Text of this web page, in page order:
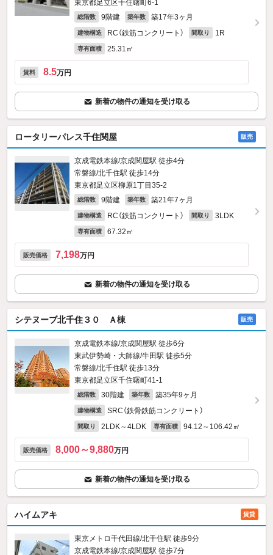
東京都足立区千住曙町6-1
総階数 9階建 築年数 築17年3ヶ月
建物構造 RC（鉄筋コンクリート） 間取り 1R
専有面積 25.31㎡
賃料 8.5万円
新着の物件の通知を受け取る
ロータリーパレス千住関屋 販売
京成電鉄本線/京成関屋駅 徒歩4分
常磐線/北千住駅 徒歩14分
東京都足立区柳原1丁目35-2
総階数 9階建 築年数 築21年7ヶ月
建物構造 RC（鉄筋コンクリート） 間取り 3LDK
専有面積 67.32㎡
販売価格 7,198万円
新着の物件の通知を受け取る
シテヌーブ北千住３０ Ａ棟 販売
京成電鉄本線/京成関屋駅 徒歩6分
東武伊勢崎・大師線/牛田駅 徒歩5分
常磐線/北千住駅 徒歩13分
東京都足立区千住曙町41-1
総階数 30階建 築年数 築35年9ヶ月
建物構造 SRC（鉄骨鉄筋コンクリート）
間取り 2LDK～4LDK 専有面積 94.12～106.42㎡
販売価格 8,000～9,880万円
新着の物件の通知を受け取る
ハイムアキ 賃貸
東京メトロ千代田線/北千住駅 徒歩9分
京成電鉄本線/京成関屋駅 徒歩7分